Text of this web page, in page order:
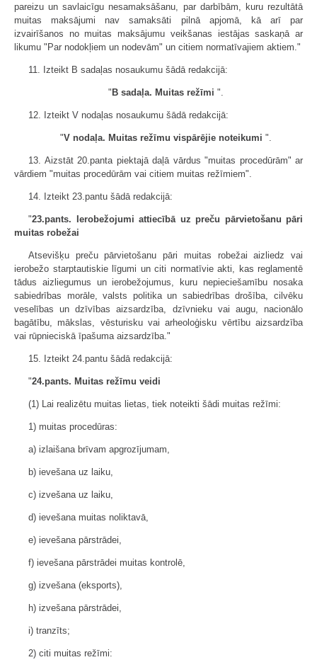
pareizu un savlaicīgu nesamaksāšanu, par darbībām, kuru rezultātā
muitas maksājumi nav samaksāti pilnā apjomā, kā arī par
izvairīšanos no muitas maksājumu veikšanas iestājas saskaņā ar
likumu "Par nodokļiem un nodevām" un citiem normatīvajiem aktiem."
11. Izteikt B sadaļas nosaukumu šādā redakcijā:
"B sadaļa. Muitas režīmi ".
12. Izteikt V nodaļas nosaukumu šādā redakcijā:
"V nodaļa. Muitas režīmu vispārējie noteikumi ".
13. Aizstāt 20.panta piektajā daļā vārdus "muitas procedūrām" ar
vārdiem "muitas procedūrām vai citiem muitas režīmiem".
14. Izteikt 23.pantu šādā redakcijā:
"23.pants. Ierobežojumi attiecībā uz preču pārvietošanu pāri
muitas robežai
Atsevišķu preču pārvietošanu pāri muitas robežai aizliedz vai
ierobežo starptautiskie līgumi un citi normatīvie akti, kas reglamentē
tādus aizliegumus un ierobežojumus, kuru nepieciešamību nosaka
sabiedrības morāle, valsts politika un sabiedrības drošība, cilvēku
veselības un dzīvības aizsardzība, dzīvnieku vai augu, nacionālo
bagātību, mākslas, vēsturisku vai arheoloģisku vērtību aizsardzība
vai rūpnieciskā īpašuma aizsardzība."
15. Izteikt 24.pantu šādā redakcijā:
"24.pants. Muitas režīmu veidi
(1) Lai realizētu muitas lietas, tiek noteikti šādi muitas režīmi:
1) muitas procedūras:
a) izlaišana brīvam apgrozījumam,
b) ievešana uz laiku,
c) izvešana uz laiku,
d) ievešana muitas noliktavā,
e) ievešana pārstrādei,
f) ievešana pārstrādei muitas kontrolē,
g) izvešana (eksports),
h) izvešana pārstrādei,
i) tranzīts;
2) citi muitas režīmi: